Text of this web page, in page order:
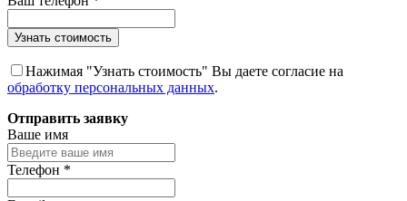
Нажимая "Узнать стоимость" Вы даете согласие на
обработку персональных данных.
Отправить заявку
Ваше имя
Телефон *